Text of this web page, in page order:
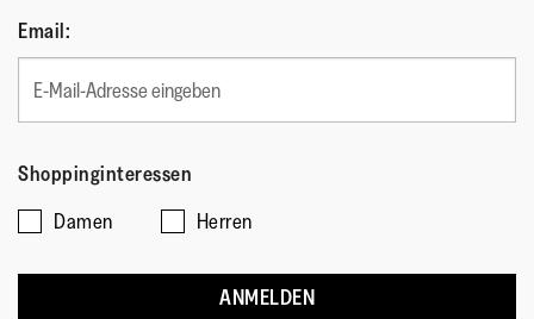
Email:
Shoppinginteressen
Damen
Herren
ANMELDEN